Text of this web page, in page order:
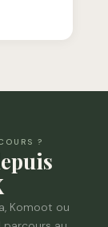
?
Komoot ou